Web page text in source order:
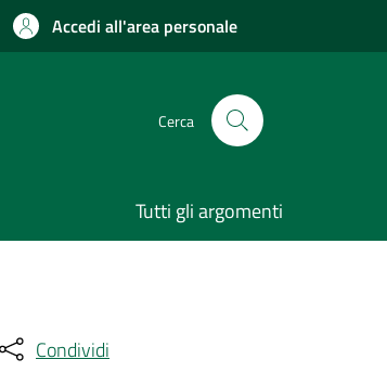
Accedi all'area personale
Cerca
Tutti gli argomenti
Condividi